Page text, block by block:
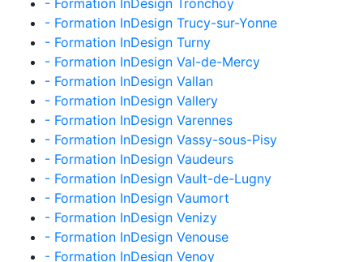
- Formation InDesign Trucy-sur-Yonne
- Formation InDesign Turny
- Formation InDesign Val-de-Mercy
- Formation InDesign Vallan
- Formation InDesign Vallery
- Formation InDesign Varennes
- Formation InDesign Vassy-sous-Pisy
- Formation InDesign Vaudeurs
- Formation InDesign Vault-de-Lugny
- Formation InDesign Vaumort
- Formation InDesign Venizy
- Formation InDesign Venouse
- Formation InDesign Venoy